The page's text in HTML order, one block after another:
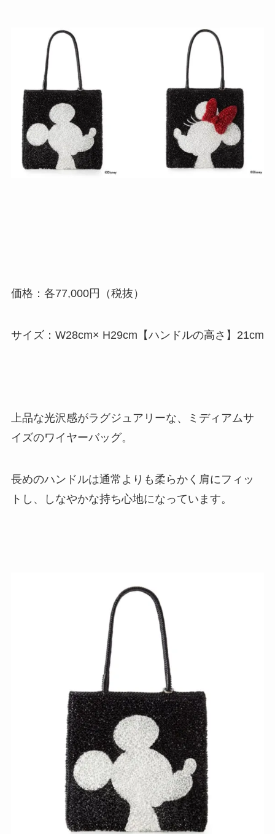
価格：各77,000円（税抜）
サイズ：W28cm× H29cm【ハンドルの高さ】21cm
上品な光沢感がラグジュアリーな、ミディアムサ
イズのワイヤーバッグ。
長めのハンドルは通常よりも柔らかく肩にフィッ
トし、しなやかな持ち心地になっています。